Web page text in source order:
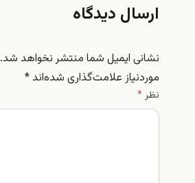
ارسال دیدگاه
نشانی ایمیل شما منتشر نخواهد شد.
موردنیاز علامت‌گذاری شده‌اند*
نظر*